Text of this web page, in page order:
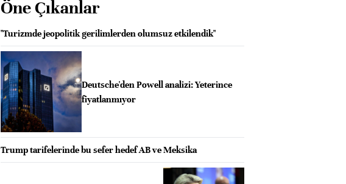
Öne Çıkanlar
"Turizmde jeopolitik gerilimlerden olumsuz etkilendik"
Deutsche'den Powell analizi: Yeterince
fiyatlanmıyor
Trump tarifelerinde bu sefer hedef AB ve Meksika